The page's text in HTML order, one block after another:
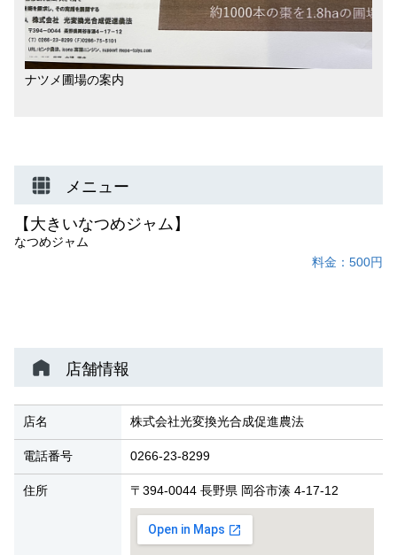
ナツメ圃場の案内
メニュー
【大きいなつめジャム】
なつめジャム
料金：500円
店舗情報
店名 株式会社光変換光合成促進農法
電話番号 0266-23-8299
住所 〒394-0044 長野県 岡谷市湊 4-17-12